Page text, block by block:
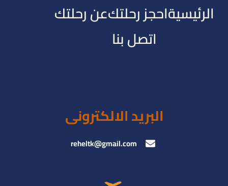
الرئيسيةاحجز رحلتكعن رحلتك
اتصل بنا
البريد الالكترونى
reheltk@gmail.com